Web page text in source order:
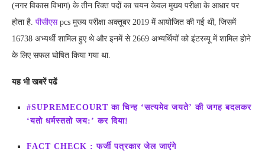
(नगर विकास विभाग) के तीन रिक्त पदों का चयन केवल मुख्य परीक्षा के आधार पर
होता है. पीसीएसpcs मुख्य परीक्षा अक्तूबर 2019 में आयोजित की गई थी, जिसमें
16738 अभ्यर्थी शामिल हुए थे और इनमें से 2669 अभ्यर्थियों को इंटरव्यू में शामिल होने
के लिए सफल घोषित किया गया था.
यह भी खबरें पढें
#SUPREMECOURT का चिन्ह ‘सत्यमेव जयते’ की जगह बदलकर
‘यतो धर्मस्ततो जय:’ कर दिया!
FACT CHECK : फर्जी पत्रकार जेल जाएंगे